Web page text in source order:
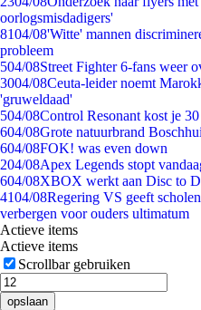
oorlogsmisdadigers'
8104/08'Witte' mannen
probleem
504/08Street Fighter 6-fans weer
3004/08Ceuta-leider noemt
'gruweldaad'
504/08Control Resonant kost je
604/08Grote natuurbrand
604/08FOK! was even down
204/08Apex Legends stopt
604/08XBOX werkt aan Disc to
4104/08Regering VS geeft
verbergen voor ouders ultimatum
Actieve items
Actieve items
Scrollbar gebruiken
opslaan